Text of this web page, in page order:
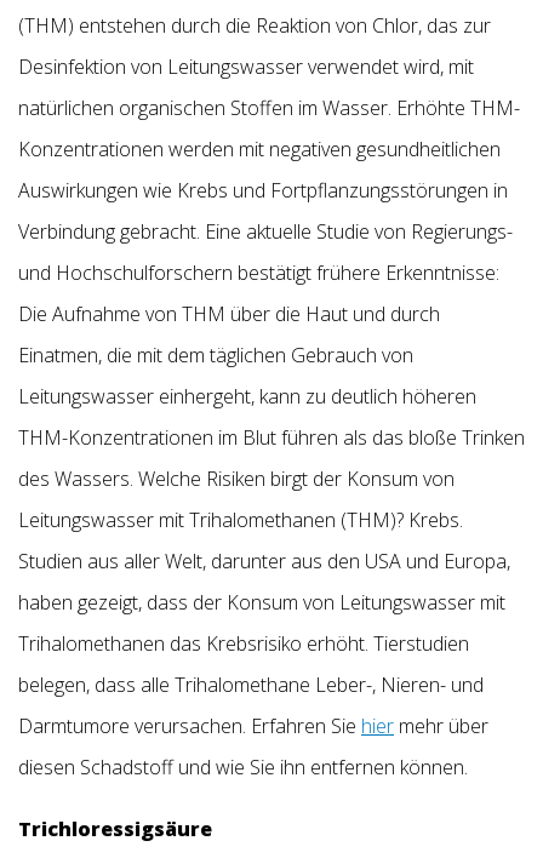
(THM) entstehen durch die Reaktion von Chlor, das zur
Desinfektion von Leitungswasser verwendet wird, mit
natürlichen organischen Stoffen im Wasser. Erhöhte THM-
Konzentrationen werden mit negativen gesundheitlichen
Auswirkungen wie Krebs und Fortpflanzungsstörungen in
Verbindung gebracht. Eine aktuelle Studie von Regierungs-
und Hochschulforschern bestätigt frühere Erkenntnisse:
Die Aufnahme von THM über die Haut und durch
Einatmen, die mit dem täglichen Gebrauch von
Leitungswasser einhergeht, kann zu deutlich höheren
THM-Konzentrationen im Blut führen als das bloße Trinken
des Wassers. Welche Risiken birgt der Konsum von
Leitungswasser mit Trihalomethanen (THM)? Krebs.
Studien aus aller Welt, darunter aus den USA und Europa,
haben gezeigt, dass der Konsum von Leitungswasser mit
Trihalomethanen das Krebsrisiko erhöht. Tierstudien
belegen, dass alle Trihalomethane Leber-, Nieren- und
Darmtumore verursachen. Erfahren Sie hier mehr über
diesen Schadstoff und wie Sie ihn entfernen können.
Trichloressigsäure